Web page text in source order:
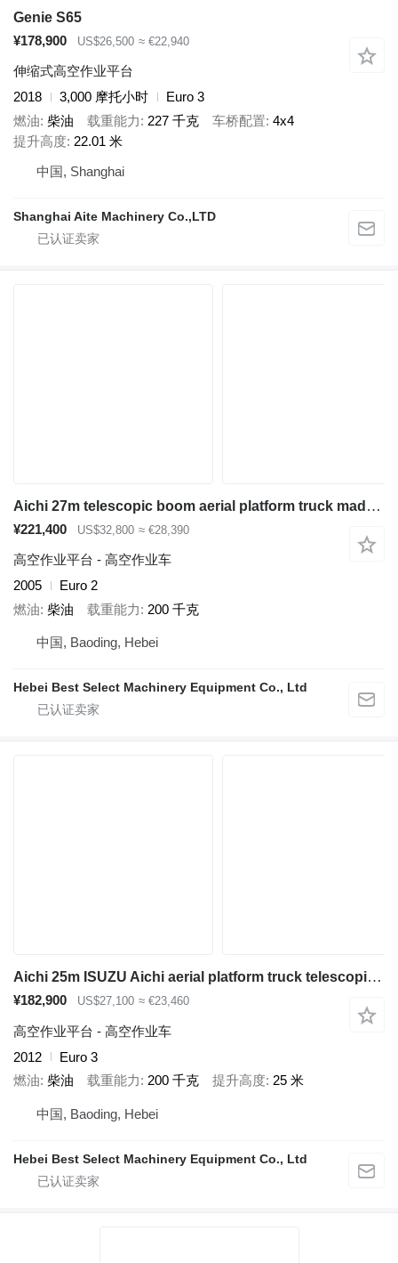
Genie S65
¥178,900
US$26,500 ≈ €22,940
伸缩式高空作业平台
2018
3,000 摩托小时
Euro 3
燃油 柴油 载重能力 227 千克 车桥配置 4x4
提升高度 22.01 米
中国, Shanghai
Shanghai Aite Machinery Co.,LTD
Aichi 27m telescopic boom aerial platform truck made in Japan Isuzu
¥221,400 US$32,800 ≈ €28,390
高空作业平台 - 高空作业车
2005
Euro 2
燃油 柴油 载重能力 200 千克
中国, Baoding, Hebei
Hebei Best Select Machinery Equipment Co., Ltd
Aichi 25m ISUZU Aichi aerial platform truck telescopic boom Aichi truc
¥182,900 US$27,100 ≈ €23,460
高空作业平台 - 高空作业车
2012
Euro 3
燃油 柴油 载重能力 200 千克 提升高度 25 米
中国, Baoding, Hebei
Hebei Best Select Machinery Equipment Co., Ltd